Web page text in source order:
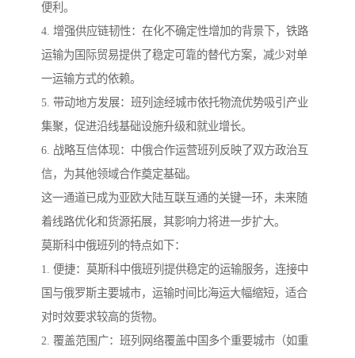
便利。
4. 增强供应链韧性：在化不确定性增加的背景下，铁路
运输为国际贸易提供了稳定可靠的替代方案，减少对单
一运输方式的依赖。
5. 带动地方发展：班列途经城市依托物流优势吸引产业
集聚，促进沿线基础设施升级和就业增长。
6. 战略互信体现：中俄合作运营班列反映了双方政治互
信，为其他领域合作奠定基础。
这一通道已成为亚欧大陆互联互通的关键一环，未来随
着线路优化和货源拓展，其影响力将进一步扩大。
莫斯科中俄班列的特点如下：
1. 便捷：莫斯科中俄班列提供稳定的运输服务，连接中
国与俄罗斯主要城市，运输时间比海运大幅缩短，适合
对时效要求较高的货物。
2. 覆盖范围广：班列网络覆盖中国多个重要城市（如重